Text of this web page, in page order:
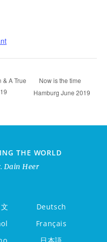
& A True
Now is the time
Hamburg June 2019
THE WORLD
Dain Heer
Deutsch
Français